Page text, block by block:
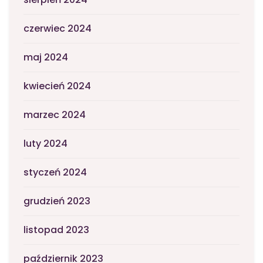
czerwiec 2024
maj 2024
kwiecień 2024
marzec 2024
luty 2024
styczeń 2024
grudzień 2023
listopad 2023
październik 2023